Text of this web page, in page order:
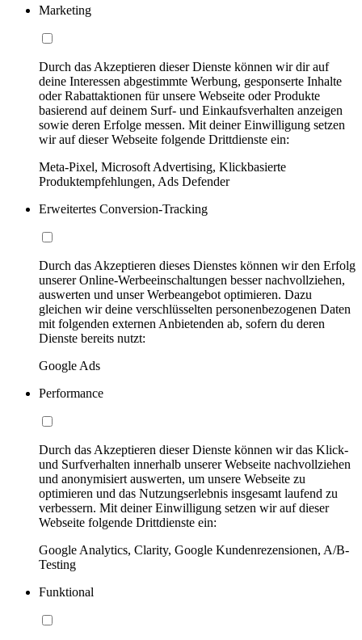
Marketing
Durch das Akzeptieren dieser Dienste können wir dir auf
deine Interessen abgestimmte Werbung, gesponserte Inhalte
oder Rabattaktionen für unsere Webseite oder Produkte
basierend auf deinem Surf- und Einkaufsverhalten anzeigen
sowie deren Erfolge messen. Mit deiner Einwilligung setzen
wir auf dieser Webseite folgende Drittdienste ein:
Meta-Pixel, Microsoft Advertising, Klickbasierte
Produktempfehlungen, Ads Defender
Erweitertes Conversion-Tracking
Durch das Akzeptieren dieses Dienstes können wir den Erfolg
unserer Online-Werbeeinschaltungen besser nachvollziehen,
auswerten und unser Werbeangebot optimieren. Dazu
gleichen wir deine verschlüsselten personenbezogenen Daten
mit folgenden externen Anbietenden ab, sofern du deren
Dienste bereits nutzt:
Google Ads
Performance
Durch das Akzeptieren dieser Dienste können wir das Klick-
und Surfverhalten innerhalb unserer Webseite nachvollziehen
und anonymisiert auswerten, um unsere Webseite zu
optimieren und das Nutzungserlebnis insgesamt laufend zu
verbessern. Mit deiner Einwilligung setzen wir auf dieser
Webseite folgende Drittdienste ein:
Google Analytics, Clarity, Google Kundenrezensionen, A/B-
Testing
Funktional